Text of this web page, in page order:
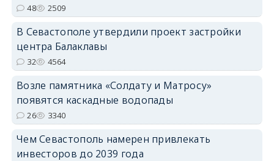
48 2509
В Севастополе утвердили проект застройки
центра Балаклавы
32 4564
Возле памятника «Солдату и Матросу»
появятся каскадные водопады
26 3340
Чем Севастополь намерен привлекать
инвесторов до 2039 года